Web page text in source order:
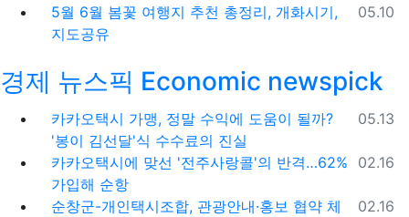
등록일
05.10
5월 6월 봄꽃 여행지 추천 총정리, 개화시기,
지도공유
경제 뉴스픽 Economic newspick
등록일
05.13
카카오택시 가맹, 정말 수익에 도움이 될까?
'봉이 김선달'식 수수료의 진실
등록일
02.16
카카오택시에 맞선 '전주사랑콜'의 반격…62%
가입해 순항
등록일
02.16
순창군-개인택시조합, 관광안내·홍보 협약 체